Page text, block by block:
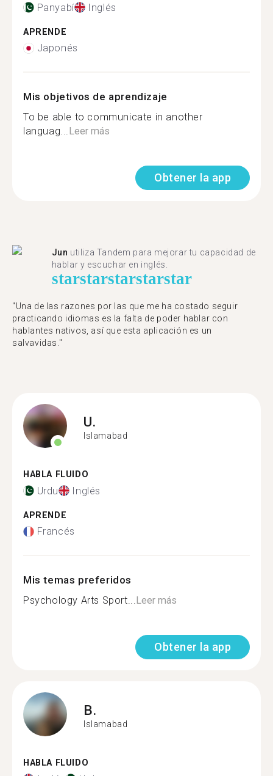
Panyabí Inglés
APRENDE
Japonés
Mis objetivos de aprendizaje
To be able to communicate in another
languag...Leer más
Obtener la app
Jun utiliza Tandem para mejorar tu capacidad de
hablar y escuchar en inglés.
starstarstarstarstar
"Una de las razones por las que me ha costado seguir
practicando idiomas es la falta de poder hablar con
hablantes nativos, así que esta aplicación es un
salvavidas."
U.
Islamabad
HABLA FLUIDO
Urdu Inglés
APRENDE
Francés
Mis temas preferidos
Psychology Arts Sport...Leer más
Obtener la app
B.
Islamabad
HABLA FLUIDO